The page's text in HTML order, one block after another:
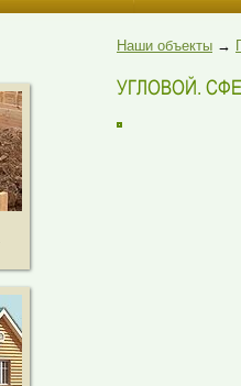
Наши объекты →
УГЛОВОЙ.